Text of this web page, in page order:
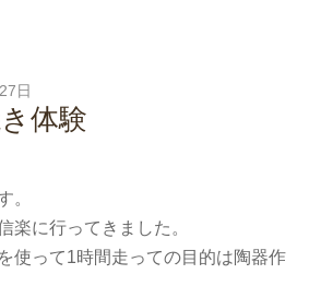
日
体験
。
楽に行ってきました。
使って1時間走っての目的は陶器作